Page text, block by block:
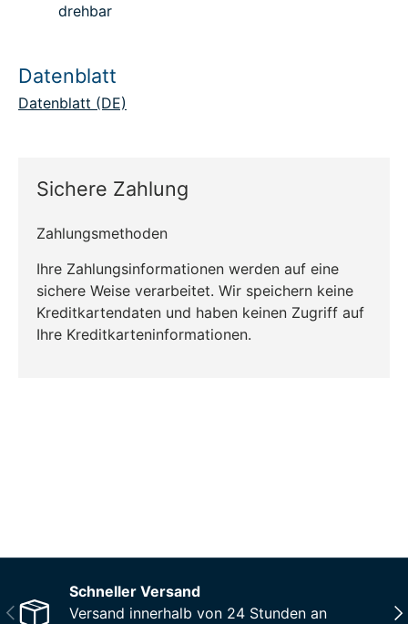
drehbar
Datenblatt
Datenblatt (DE)
Sichere Zahlung
Zahlungsmethoden
Ihre Zahlungsinformationen werden auf eine
sichere Weise verarbeitet. Wir speichern keine
Kreditkartendaten und haben keinen Zugriff auf
Ihre Kreditkarteninformationen.
Vorherige
Schneller Versand
Versand innerhalb von 24 Stunden an